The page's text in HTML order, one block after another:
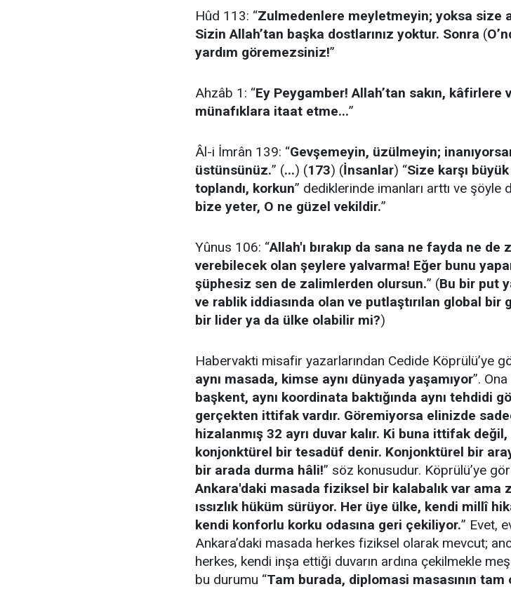
Hûd 113: “Zulmedenlere meyletmeyin; yoksa size
Sizin Allah’tan başka dostlarınız yoktur. Sonra (
yardım göremezsiniz!”
Ahzâb 1: “Ey Peygamber! Allah’tan sakın, kâfirlere
münafıklara itaat etme...”
Âl-i İmrân 139: “Gevşemeyin, üzülmeyin;
üstünsünüz.” (...) (173) (İnsanlar) “Size karşı
toplandı, korkun” dediklerinde imanları arttı ve şöyle
bize yeter, O ne güzel vekildir.”
Yûnus 106: “Allah'ı bırakıp da sana ne fayda ne de
verebilecek olan şeylere yalvarma! Eğer bunu
şüphesiz sen de zalimlerden olursun.” (Bu bir put
ve rablik iddiasında olan ve putlaştırılan global bir
bir lider ya da ülke olabilir mi?)
Habervakti misafir yazarlarından Cedide Köprülü’ye
aynı masada, kimse aynı dünyada yaşamıyor”.
başkent, aynı koordinata baktığında aynı tehdidi
gerçekten ittifak vardır. Göremiyorsa elinizde
hizalanmış 32 ayrı duvar kalır. Ki buna ittifak
konjonktürel bir tesadüf denir. Konjonktürel bir
bir arada durma hâli!” söz konusudur. Köprülü’ye
Ankara'daki masada fiziksel bir kalabalık var ama
ıssızlık hüküm sürüyor. Her üye ülke, kendi millî
kendi konforlu korku odasına geri çekiliyor.” Evet,
Ankara’daki masada herkes fiziksel olarak mevcut;
herkes, kendi inşa ettiği duvarın ardına çekilmekle
bu durumu “Tam burada, diplomasi masasının tam